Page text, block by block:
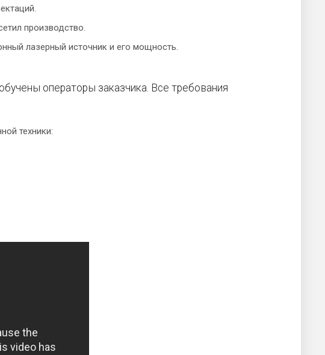
производство.
лазерный источник и его мощность.
операторы заказчика. Все требования
техники: